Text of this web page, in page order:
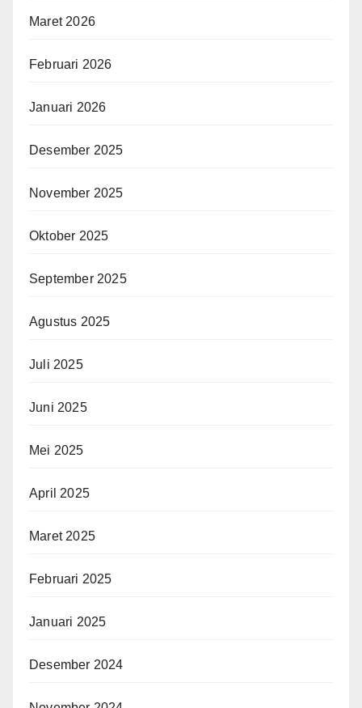
Maret 2026
Februari 2026
Januari 2026
Desember 2025
November 2025
Oktober 2025
September 2025
Agustus 2025
Juli 2025
Juni 2025
Mei 2025
April 2025
Maret 2025
Februari 2025
Januari 2025
Desember 2024